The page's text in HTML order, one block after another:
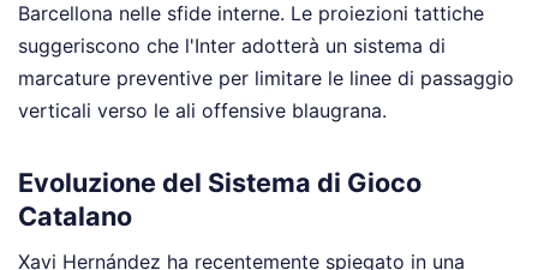
Barcellona nelle sfide interne. Le proiezioni tattiche
suggeriscono che l'Inter adotterà un sistema di
marcature preventive per limitare le linee di passaggio
verticali verso le ali offensive blaugrana.
Evoluzione del Sistema di Gioco
Catalano
Xavi Hernández ha recentemente spiegato in una